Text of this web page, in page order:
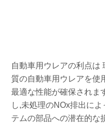
自動車用ウレアの利点は
質の自動車用ウレアを使
最適な性能が確保されま
し,未処理のNOx排出に
テムの部品への潜在的な